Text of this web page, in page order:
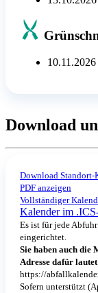
10.11.2026
Download
Download Standort-
PDF anzeigen
Vollständiger
Kalender im
Es ist für jede
eingerichtet.
Sie haben auch die
Adresse dafür
https://
Sofern unterstützt